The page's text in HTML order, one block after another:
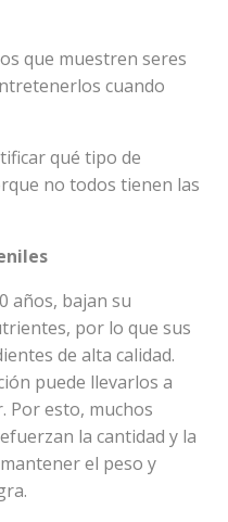
que muestren seres
cuando
qué tipo de
no todos tienen las
años, bajan su
por lo que sus
de alta calidad.
puede llevarlos a
Por esto, muchos
la cantidad y la
el peso y